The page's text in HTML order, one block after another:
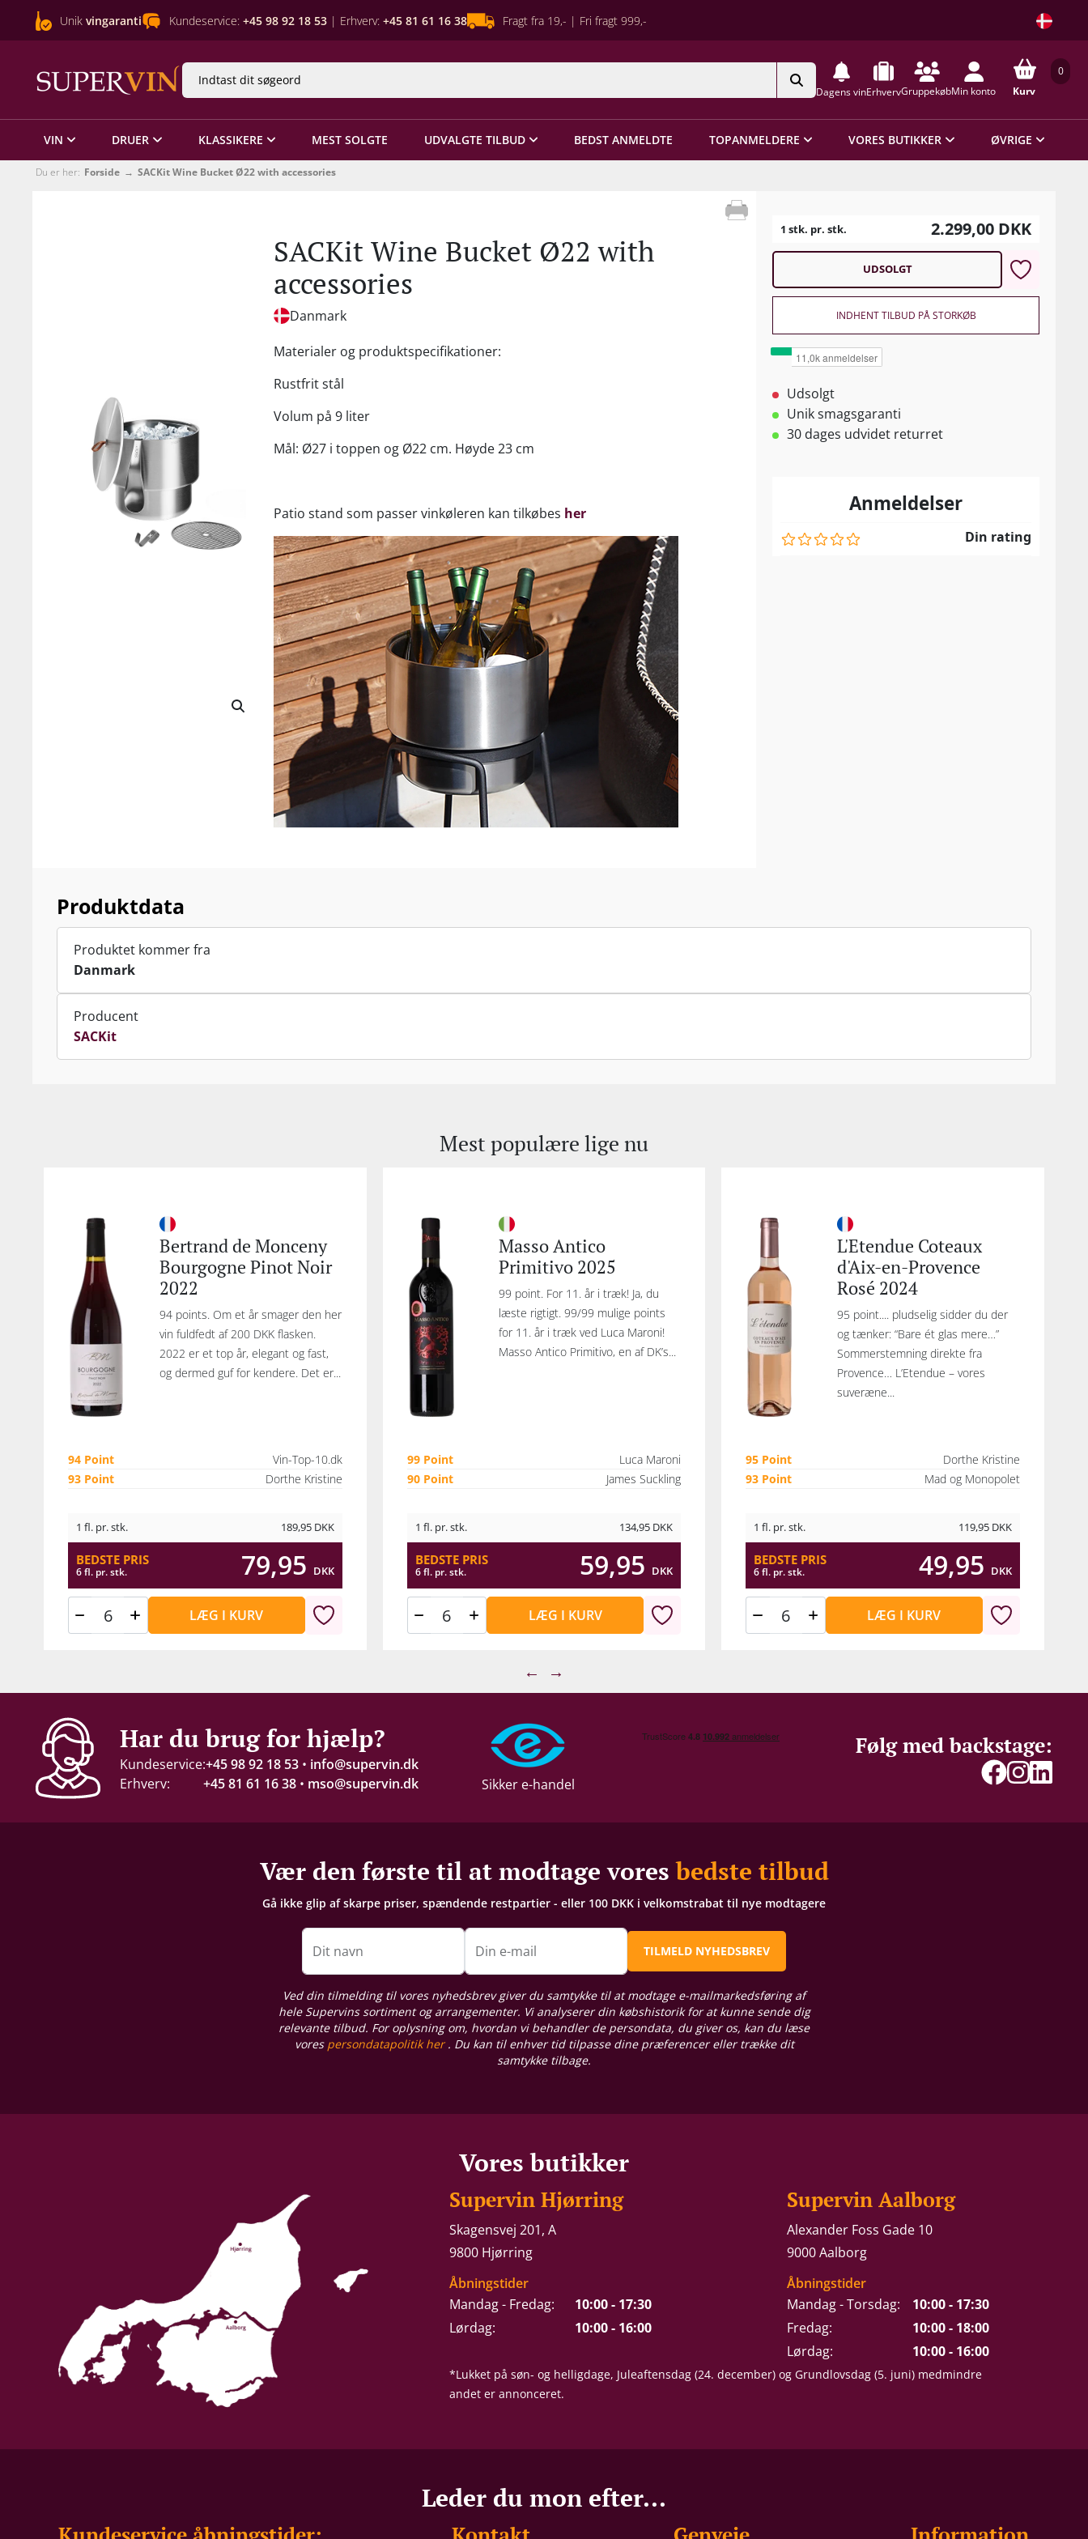
Unik vingaranti Kundeservice: +45 98 92 18 53 | Erhverv: +45 81 61 16 38 Fragt fra 19,- | Fri fragt 999,-
Dagens vinErhvervGruppekøbMin konto
0
Kurv
VIN DRUER KLASSIKERE MEST SOLGTE UDVALGTE TILBUD BEDST ANMELDTE TOPANMELDERE VORES BUTIKKER ØVRIGE
Du er her: Forside SACKit Wine Bucket Ø22 with accessories
SACKit Wine Bucket Ø22 with
accessories
Danmark
Materialer og produktspecifikationer:
Rustfrit stål
Volum på 9 liter
Mål: Ø27 i toppen og Ø22 cm. Høyde 23 cm
Patio stand som passer vinkøleren kan tilkøbes her
1 stk. pr. stk. 2.299,00 DKK
UDSOLGT
INDHENT TILBUD PÅ STORKØB
Udsolgt
Unik smagsgaranti
30 dages udvidet returret
Anmeldelser
Din rating
Produktdata
Produktet kommer fra
Danmark
Producent
SACKit
Mest populære lige nu
Bertrand de Monceny
Bourgogne Pinot Noir
2022
94 points. Om et år smager den her
vin fuldfedt af 200 DKK flasken.
2022 er et top år, elegant og fast,
og dermed guf for kendere. Det er...
94 Point
Vin-Top-10.dk
93 Point
Dorthe Kristine
1 fl. pr. stk. 189,95 DKK
BEDSTE PRIS
6 fl. pr. stk. 79,95 DKK
LÆG I KURV
Masso Antico
Primitivo 2025
99 point. For 11. år i træk! Ja, du
læste rigtigt. 99/99 mulige points
for 11. år i træk ved Luca Maroni!
Masso Antico Primitivo, en af DK’s...
99 Point
Luca Maroni
90 Point
James Suckling
1 fl. pr. stk. 134,95 DKK
BEDSTE PRIS
6 fl. pr. stk. 59,95 DKK
LÆG I KURV
L'Etendue Coteaux
d'Aix-en-Provence
Rosé 2024
95 point.... pludselig sidder du der
og tænker: “Bare ét glas mere…”
Sommerstemning direkte fra
Provence… L’Etendue – vores
suveræne...
95 Point
Dorthe Kristine
93 Point
Mad og Monopolet
1 fl. pr. stk. 119,95 DKK
BEDSTE PRIS
6 fl. pr. stk. 49,95 DKK
LÆG I KURV
← →
Har du brug for hjælp?
Kundeservice:+45 98 92 18 53 • info@supervin.dk
Erhverv:
+45 81 61 16 38 • mso@supervin.dk Sikker e-handel
Følg med backstage:
Vær den første til at modtage voresbedste tilbud
Gå ikke glip af skarpe priser, spændende restpartier - eller 100 DKK i velkomstrabat til nye modtagere
Dit navn Din e-mail TILMELD NYHEDSBREV
Ved din tilmelding til vores nyhedsbrev giver du samtykke til at modtage e-mailmarkedsføring af
hele Supervins sortiment og arrangementer. Vi analyserer din købshistorik for at kunne sende dig
relevante tilbud. For oplysning om, hvordan vi behandler de persondata, du giver os, kan du læse
vores persondatapolitik her. Du kan til enhver tid tilpasse dine præferencer eller trække dit
samtykke tilbage.
Vores butikker
Supervin Hjørring
Skagensvej 201, A
9800 Hjørring
Åbningstider
Mandag - Fredag:
10:00 - 17:30
Lørdag:
10:00 - 16:00
Supervin Aalborg
Alexander Foss Gade 10
9000 Aalborg
Åbningstider
Mandag - Torsdag:
10:00 - 17:30
Fredag:
10:00 - 18:00
Lørdag:
10:00 - 16:00
*Lukket på søn- og helligdage, Juleaftensdag (24. december) og Grundlovsdag (5. juni) medmindre
andet er annonceret.
Leder du mon efter...